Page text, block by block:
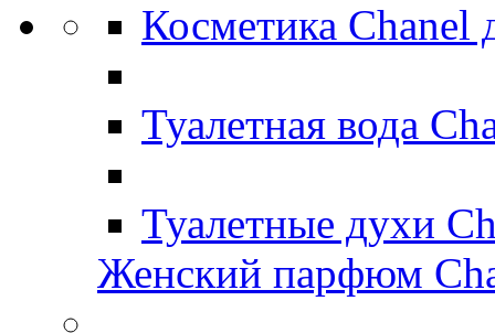
Косметика
Туалетная вода
Туалетные духи
Женский парфюм